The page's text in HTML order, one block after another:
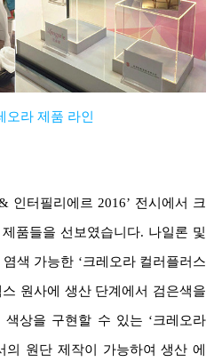
오라 제품 라인
인터필리에르 2016’ 전시에서 크
품들을 선보였습니다. 나일론 및
색 가능한 ‘크레오라 컬러플러스
원사에 생산 단계에서 검은색을
상을 구현할 수 있는 ‘크레오라
의 원단 제작이 가능하여 생산 에